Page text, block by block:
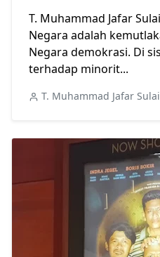
T. Muhammad Jafar
Negara adalah
Negara demokrasi. Di
terhadap minorit...
T. Muhammad Jafar